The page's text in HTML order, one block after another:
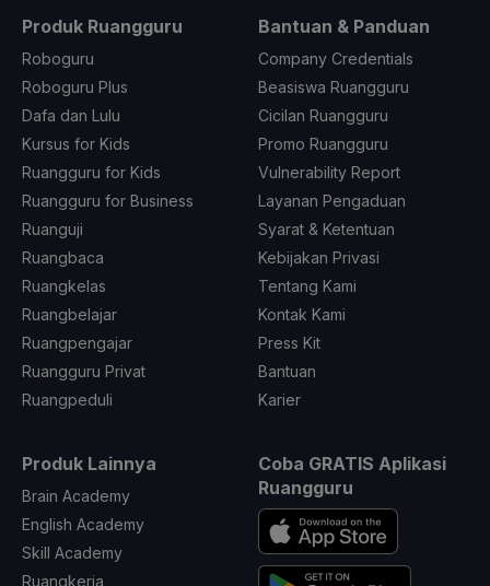
Produk Ruangguru
Roboguru
Roboguru Plus
Dafa dan Lulu
Kursus for Kids
Ruangguru for Kids
Ruangguru for Business
Ruanguji
Ruangbaca
Ruangkelas
Ruangbelajar
Ruangpengajar
Ruangguru Privat
Ruangpeduli
Bantuan & Panduan
Company Credentials
Beasiswa Ruangguru
Cicilan Ruangguru
Promo Ruangguru
Vulnerability Report
Layanan Pengaduan
Syarat & Ketentuan
Kebijakan Privasi
Tentang Kami
Kontak Kami
Press Kit
Bantuan
Karier
Produk Lainnya
Brain Academy
English Academy
Skill Academy
Ruangkerja
Coba GRATIS Aplikasi
Ruangguru